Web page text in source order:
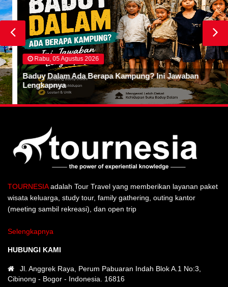
Rabu, 05 Agustus 2026
Baduy Dalam Ada Berapa Kampung? Ini Jawaban
Lengkapnya
TOURNESIAadalah Tour Travel yang memberikan layanan paket
wisata keluarga, study tour, family gathering, outing kantor
(meeting sambil rekreasi), dan open trip
Selengkapnya
HUBUNGI KAMI
Jl. Anggrek Raya, Perum Pabuaran Indah Blok A.1 No:3,
Cibinong - Bogor - Indonesia. 16816